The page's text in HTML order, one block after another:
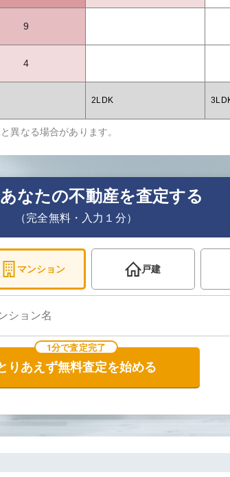
9
4
2LDK
異なる場合があります。
なたの不動産を査定する
（完全無料・入力１分）
マンション 戸建
1分で査定完了
りあえず無料査定を始める